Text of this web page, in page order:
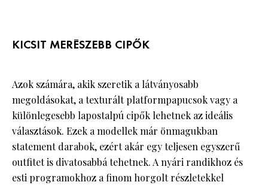
KICSIT MERÉSZEBB CIPŐK
Azok számára, akik szeretik a látványosabb
megoldásokat, a texturált platformpapucsok vagy a
különlegesebb lapostalpú cipők lehetnek az ideális
választások. Ezek a modellek már önmagukban
statement darabok, ezért akár egy teljesen egyszerű
outfitet is divatosabbá tehetnek. A nyári randikhoz és
esti programokhoz a finom horgolt részletekkel